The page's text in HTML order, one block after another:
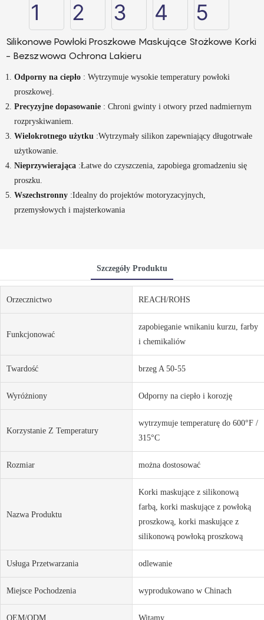
Silikonowe Powłoki Proszkowe Maskujące Stożkowe Korki
- Bezszwowa Ochrona Lakieru
Odporny na ciepło : Wytrzymuje wysokie temperatury powłoki
proszkowej.
Precyzyjne dopasowanie : Chroni gwinty i otwory przed nadmiernym
rozpryskiwaniem.
Wielokrotnego użytku :Wytrzymały silikon zapewniający długotrwałe
użytkowanie.
Nieprzywierająca :Łatwe do czyszczenia, zapobiega gromadzeniu się
proszku.
Wszechstronny :Idealny do projektów motoryzacyjnych,
przemysłowych i majsterkowania
Szczegóły Produktu
Orzecznictwo REACH/ROHS
Funkcjonować
zapobieganie wnikaniu kurzu, farby
i chemikaliów
Twardość brzeg A 50-55
Wyróżniony Odporny na ciepło i korozję
Korzystanie Z Temperatury
wytrzymuje temperaturę do 600°F /
315°C
Rozmiar można dostosować
Nazwa Produktu
Korki maskujące z silikonową
farbą, korki maskujące z powłoką
proszkową, korki maskujące z
silikonową powłoką proszkową
Usługa Przetwarzania odlewanie
Miejsce Pochodzenia wyprodukowano w Chinach
OEM/ODM Witamy